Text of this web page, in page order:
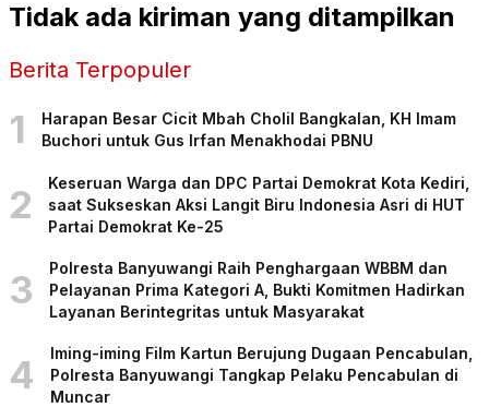
Tidak ada kiriman yang ditampilkan
Berita Terpopuler
1
Harapan Besar Cicit Mbah Cholil Bangkalan, KH Imam
Buchori untuk Gus Irfan Menakhodai PBNU
2
Keseruan Warga dan DPC Partai Demokrat Kota Kediri,
saat Sukseskan Aksi Langit Biru Indonesia Asri di HUT
Partai Demokrat Ke-25
3
Polresta Banyuwangi Raih Penghargaan WBBM dan
Pelayanan Prima Kategori A, Bukti Komitmen Hadirkan
Layanan Berintegritas untuk Masyarakat
4
Iming-iming Film Kartun Berujung Dugaan Pencabulan,
Polresta Banyuwangi Tangkap Pelaku Pencabulan di
Muncar